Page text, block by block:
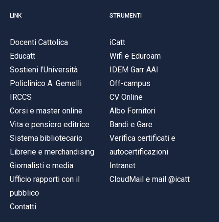
LINK
Docenti Cattolica
Educatt
Sostieni l'Università
Policlinico A. Gemelli
IRCCS
Corsi e master online
Vita e pensiero editrice
Sistema bibliotecario
Librerie e merchandising
Giornalisti e media
Ufficio rapporti con il
pubblico
Contatti
STRUMENTI
iCatt
Wifi e Eduroam
IDEM Garr AAI
Off-campus
CV Online
Albo Fornitori
Bandi e Gare
Verifica certificati e
autocertificazioni
Intranet
CloudMail e mail @icatt